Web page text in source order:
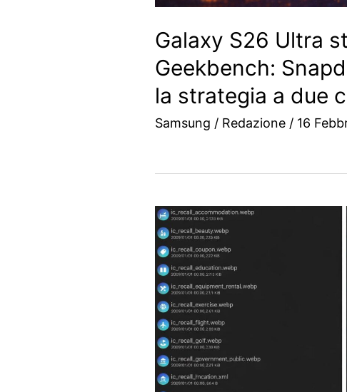
Galaxy S26 Ultra
Geekbench:
la strategia a due
Samsung / Redazione / 16